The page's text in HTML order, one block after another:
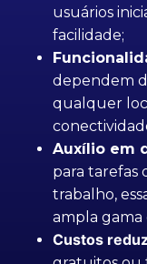
usuários
facilidade;
dependem
qualquer
Auxílio em
para tarefas
trabalho,
ampla gama
Custos